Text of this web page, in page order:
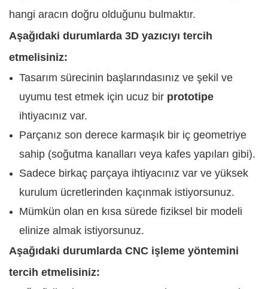
hangi aracın doğru olduğunu bulmaktır.
Aşağıdaki durumlarda 3D yazıcıyı tercih
etmelisiniz:
Tasarım sürecinin başlarındasınız ve şekil ve
uyumu test etmek için ucuz bir prototipe
ihtiyacınız var.
Parçanız son derece karmaşık bir iç geometriye
sahip (soğutma kanalları veya kafes yapıları gibi).
Sadece birkaç parçaya ihtiyacınız var ve yüksek
kurulum ücretlerinden kaçınmak istiyorsunuz.
Mümkün olan en kısa sürede fiziksel bir modeli
elinize almak istiyorsunuz.
Aşağıdaki durumlarda CNC işleme yöntemini
tercih etmelisiniz: